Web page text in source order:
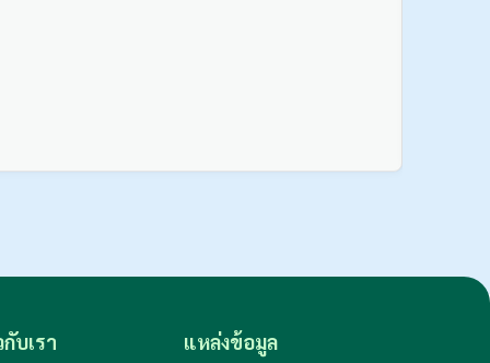
กับเรา แหล่งข้อมูล